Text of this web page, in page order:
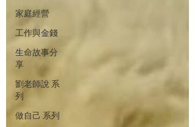
家庭經營
工作與金錢
生命故事分
享
劉老師說 系
列
做自己 系列